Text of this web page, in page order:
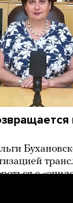
с
в России